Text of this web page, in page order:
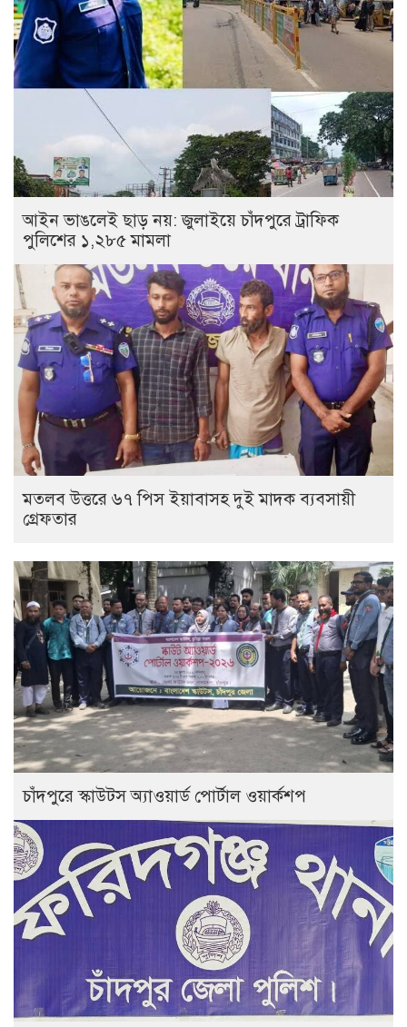
আইন ভাঙলেই ছাড় নয়: জুলাইয়ে চাঁদপুরে ট্রাফিক
পুলিশের ১,২৮৫ মামলা
মতলব উত্তরে ৬৭ পিস ইয়াবাসহ দুই মাদক ব্যবসায়ী
গ্রেফতার
চাঁদপুরে স্কাউটস অ্যাওয়ার্ড পোর্টাল ওয়ার্কশপ